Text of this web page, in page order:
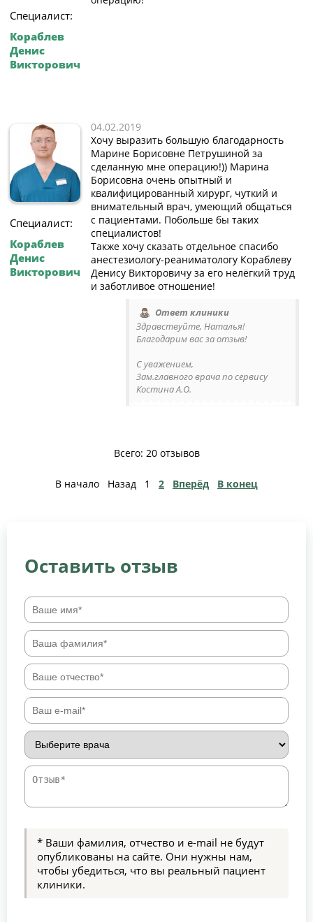
Специалист:
Кораблев
Денис
Викторович
Специалист:
Кораблев
Денис
Викторович
04.02.2019
Хочу выразить большую благодарность
Марине Борисовне Петрушиной за
сделанную мне операцию!)) Марина
Борисовна очень опытный и
квалифицированный хирург, чуткий и
внимательный врач, умеющий общаться
с пациентами. Побольше бы таких
специалистов!
Также хочу сказать отдельное спасибо
анестезиологу-реаниматологу Кораблеву
Денису Викторовичу за его нелёгкий труд
и заботливое отношение!
Ответ клиники
Здравствуйте, Наталья!
Благодарим вас за отзыв!
С уважением,
Зам.главного врача по сервису
Костина А.О.
Всего: 20 отзывов
В начало Назад 1 2 Вперёд В конец
Оставить отзыв
* Ваши фамилия, отчество и e-mail не будут
опубликованы на сайте. Они нужны нам,
чтобы убедиться, что вы реальный пациент
клиники.